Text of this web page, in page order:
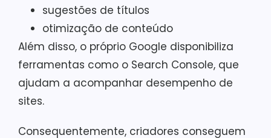
sugestões de títulos
otimização de conteúdo
Além disso, o próprio Google disponibiliza
ferramentas como o Search Console, que
ajudam a acompanhar desempenho de
sites.
Consequentemente, criadores conseguem